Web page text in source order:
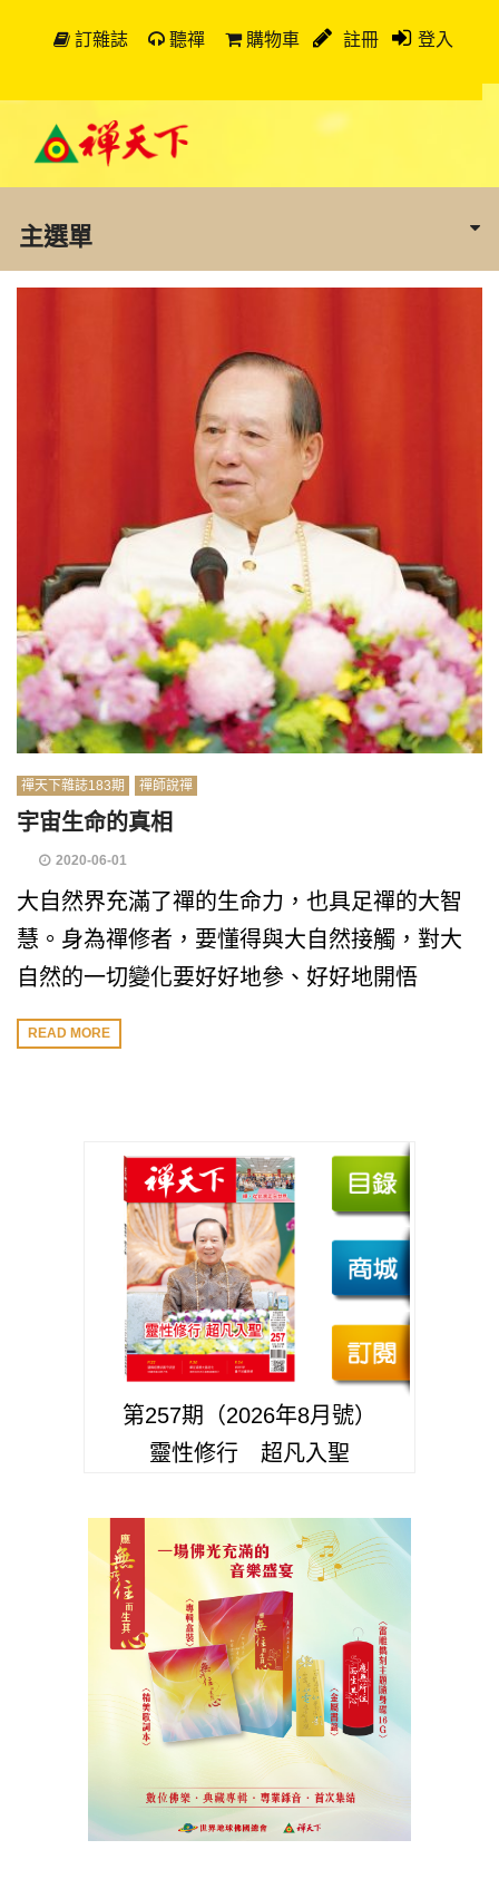
訂雜誌 聽禪 購物車 註冊 登入
主選單
禪天下雜誌183期 禪師說禪
宇宙生命的真相
2020-06-01
大自然界充滿了禪的生命力，也具足禪的大智
慧。身為禪修者，要懂得與大自然接觸，對大
自然的一切變化要好好地參、好好地開悟
READ MORE
第257期（2026年8月號）
靈性修行 超凡入聖